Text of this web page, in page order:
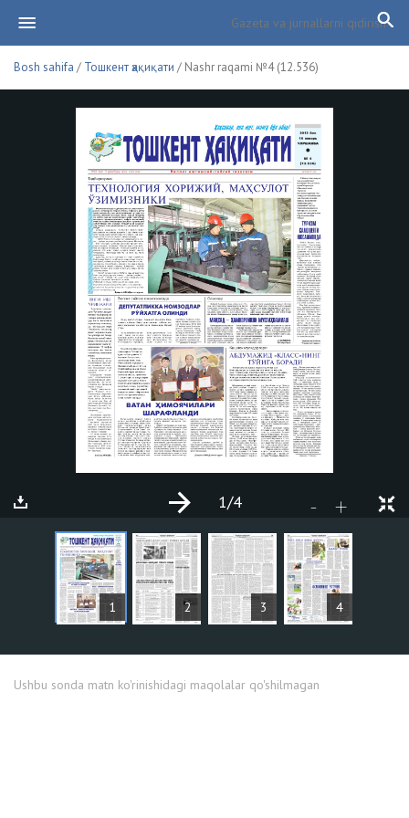
Bosh sahifa / Тошкент ҳақиқати / Nashr raqami №4 (12.536)
1 2 3 4
- +
1/4
MAQOLALAR
Ushbu sonda matn ko'rinishidagi maqolalar qo'shilmagan